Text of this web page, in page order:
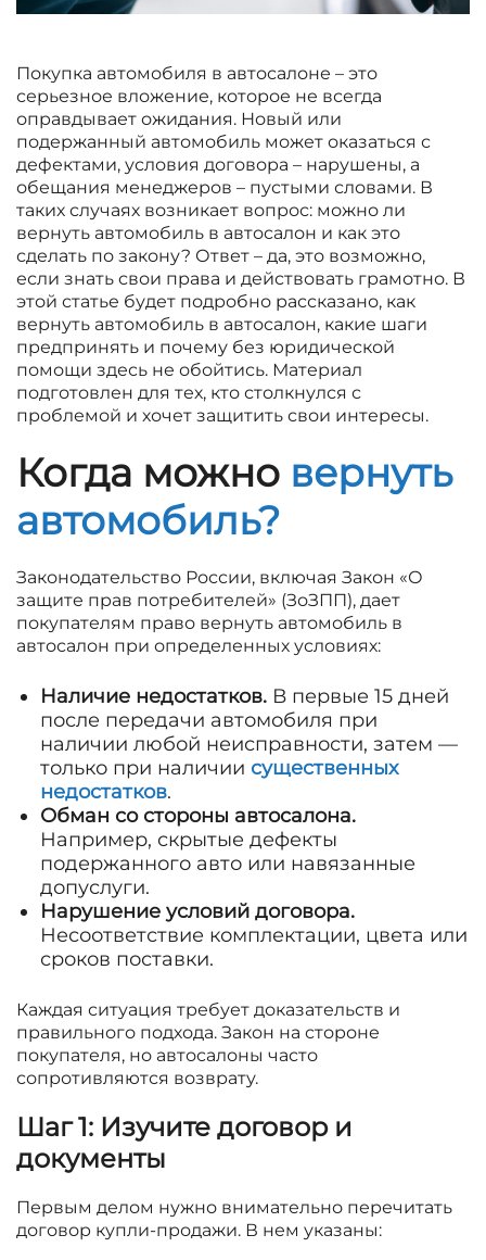
Покупка автомобиля в автосалоне – это
серьезное вложение, которое не всегда
оправдывает ожидания. Новый или
подержанный автомобиль может оказаться с
дефектами, условия договора – нарушены, а
обещания менеджеров – пустыми словами. В
таких случаях возникает вопрос: можно ли
вернуть автомобиль в автосалон и как это
сделать по закону? Ответ – да, это возможно,
если знать свои права и действовать грамотно. В
этой статье будет подробно рассказано, как
вернуть автомобиль в автосалон, какие шаги
предпринять и почему без юридической
помощи здесь не обойтись. Материал
подготовлен для тех, кто столкнулся с
проблемой и хочет защитить свои интересы.
Когда можно вернуть
автомобиль?
Законодательство России, включая Закон «О
защите прав потребителей» (ЗоЗПП), дает
покупателям право вернуть автомобиль в
автосалон при определенных условиях:
Наличие недостатков. В первые 15 дней
после передачи автомобиля при
наличии любой неисправности, затем —
только при наличии существенных
недостатков.
Обман со стороны автосалона.
Например, скрытые дефекты
подержанного авто или навязанные
допуслуги.
Нарушение условий договора.
Несоответствие комплектации, цвета или
сроков поставки.
Каждая ситуация требует доказательств и
правильного подхода. Закон на стороне
покупателя, но автосалоны часто
сопротивляются возврату.
Шаг 1: Изучите договор и
документы
Первым делом нужно внимательно перечитать
договор купли-продажи. В нем указаны: